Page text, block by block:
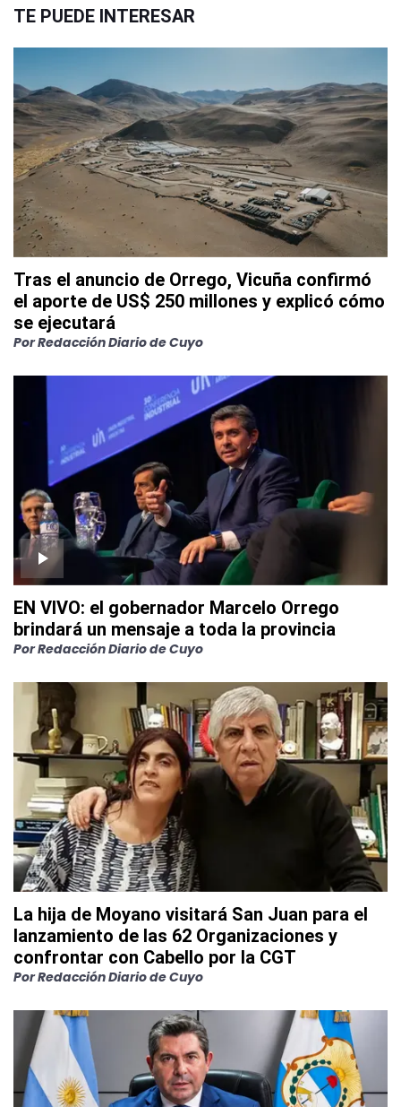
TE PUEDE INTERESAR
Tras el anuncio de Orrego, Vicuña confirmó
el aporte de US$ 250 millones y explicó cómo
se ejecutará
PorRedacción Diario de Cuyo
EN VIVO: el gobernador Marcelo Orrego
brindará un mensaje a toda la provincia
PorRedacción Diario de Cuyo
La hija de Moyano visitará San Juan para el
lanzamiento de las 62 Organizaciones y
confrontar con Cabello por la CGT
PorRedacción Diario de Cuyo